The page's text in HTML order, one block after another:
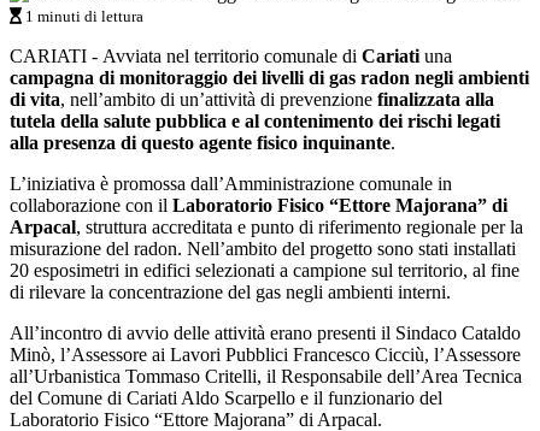
1 minuti di lettura
CARIATI - Avviata nel territorio comunale di Cariati una
campagna di monitoraggio dei livelli di gas radon negli ambienti
di vita, nell’ambito di un’attività di prevenzione finalizzata alla
tutela della salute pubblica e al contenimento dei rischi legati
alla presenza di questo agente fisico inquinante.
L’iniziativa è promossa dall’Amministrazione comunale in
collaborazione con il Laboratorio Fisico “Ettore Majorana” di
Arpacal, struttura accreditata e punto di riferimento regionale per la
misurazione del radon. Nell’ambito del progetto sono stati installati
20 esposimetri in edifici selezionati a campione sul territorio, al fine
di rilevare la concentrazione del gas negli ambienti interni.
All’incontro di avvio delle attività erano presenti il Sindaco Cataldo
Minò, l’Assessore ai Lavori Pubblici Francesco Cicciù, l’Assessore
all’Urbanistica Tommaso Critelli, il Responsabile dell’Area Tecnica
del Comune di Cariati Aldo Scarpello e il funzionario del
Laboratorio Fisico “Ettore Majorana” di Arpacal.